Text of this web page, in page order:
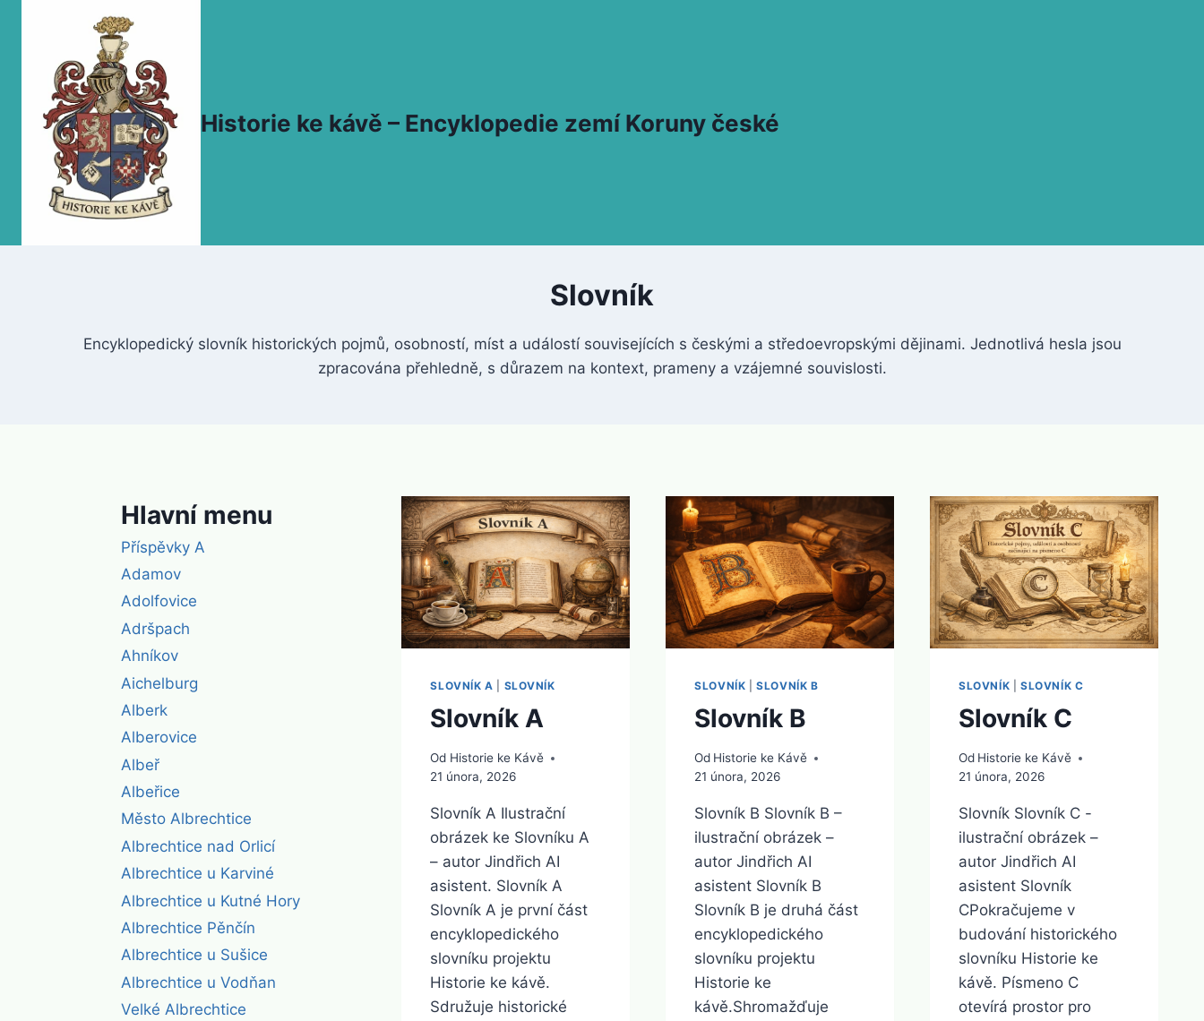
Historie ke kávě – Encyklopedie zemí Koruny české
Slovník
Encyklopedický slovník historických pojmů, osobností, míst a událostí souvisejících s českými a středoevropskými dějinami. Jednotlivá hesla jsou
zpracována přehledně, s důrazem na kontext, prameny a vzájemné souvislosti.
SLOVNÍK A SLOVNÍK
Slovník A
Od Historie ke Kávě
21 února, 2026
Slovník A Ilustrační
obrázek ke Slovníku A
– autor Jindřich AI
asistent. Slovník A
Slovník A je první část
encyklopedického
slovníku projektu
Historie ke kávě.
Sdružuje historické
SLOVNÍK |SLOVNÍK B
Slovník B
Od Historie ke Kávě
21 února, 2026
Slovník B Slovník B –
ilustrační obrázek –
autor Jindřich AI
asistent Slovník B
Slovník B je druhá část
encyklopedického
slovníku projektu
Historie ke
kávě.Shromažďuje
SLOVNÍK |SLOVNÍK C
Slovník C
Od Historie ke Kávě
21 února, 2026
Slovník Slovník C -
ilustrační obrázek –
autor Jindřich AI
asistent Slovník
CPokračujeme v
budování historického
slovníku Historie ke
kávě. Písmeno C
otevírá prostor pro
Hlavní menu
Příspěvky A
Adamov
Adolfovice
Adršpach
Ahníkov
Aichelburg
Alberk
Alberovice
Albeř
Albeřice
Město Albrechtice
Albrechtice nad Orlicí
Albrechtice u Karviné
Albrechtice u Kutné Hory
Albrechtice Pěnčín
Albrechtice u Sušice
Albrechtice u Vodňan
Velké Albrechtice